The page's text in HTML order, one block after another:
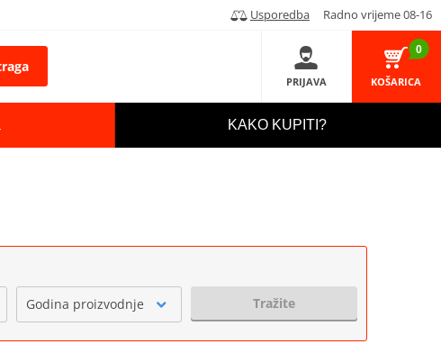
Usporedba Radno vrijeme 08-16
PRIJAVA
0
KOŠARICA
KAKO KUPITI?
Godina proizvodnje Tražite